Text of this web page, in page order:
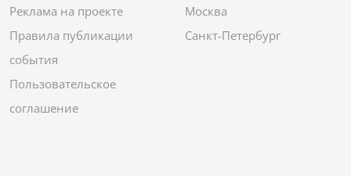
Реклама на проекте
Правила публикации
события
Пользовательское
соглашение
Москва
Санкт-Петербург